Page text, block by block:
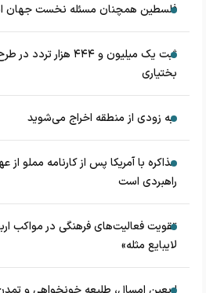
فلسطین همچنان مسئله نخست جهان
ثبت یک میلیون و ۴۴۴
بختیاری
به زودی از منطقه اخراج می‌شوید
مذاکره با آمریکا پس از کارنامه مملو
راهبردی است
تقویت فعالیت‌های فرهنگی در مواکب
لایبایع مثله»